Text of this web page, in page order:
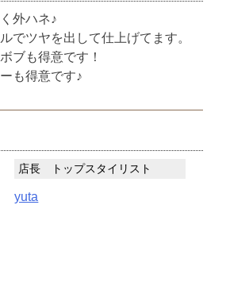
外ハネ♪
でツヤを出して仕上げてます。
ブも得意です！
も得意です♪
店長 トップスタイリスト
yuta